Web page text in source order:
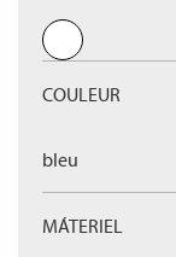
COULEUR
bleu
MÁTERIEL